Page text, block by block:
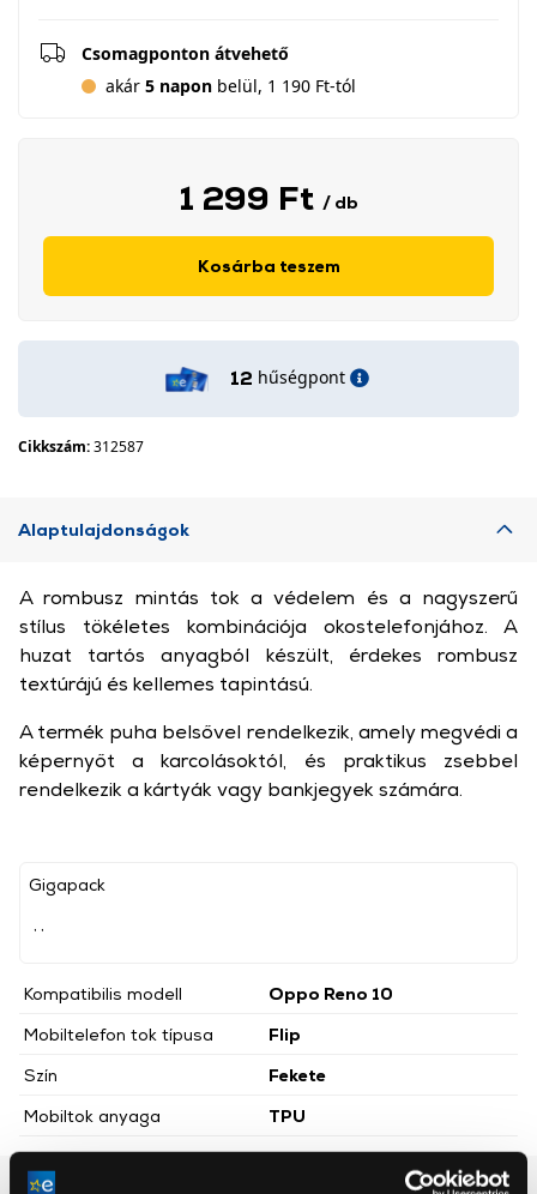
Csomagponton átvehető
akár 5 napon belül, 1 190 Ft-tól
1 299 Ft / db
Kosárba teszem
12 hűségpont
Cikkszám:312587
Alaptulajdonságok
Gigapack
Kompatibilis modell
Oppo Reno 10
Mobiltelefon tok típusa
Flip
Szín
Fekete
Mobiltok anyaga
TPU
A rombusz mintás tok a védelem és a nagyszerű
stílus tökéletes kombinációja okostelefonjához. A
huzat tartós anyagból készült, érdekes rombusz
textúrájú és kellemes tapintású.
A termék puha belsővel rendelkezik, amely megvédi a
képernyőt a karcolásoktól, és praktikus zsebbel
rendelkezik a kártyák vagy bankjegyek számára.
Részletes ismertető